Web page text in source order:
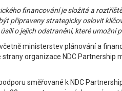
financování je složitá a
připraveny strategicky oslovit
o jejich odstranění, které umožní
ministerstev plánování a
organizace NDC
směřované k NDC